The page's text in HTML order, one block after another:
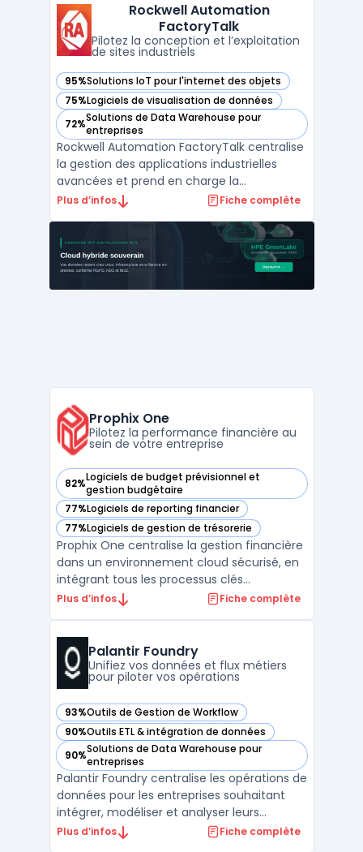
départements rencontrent souvent des
problèmes d’efficacité et de d ...
Rockwell Automation
FactoryTalk
Pilotez la conception et l’exploitation
de sites industriels
95%Solutions IoT pour l'internet des objets
— voir Rockwell Automation FactoryTalk dans cette
75%Logiciels de visualisation de données
— voir Rockwell Automation FactoryTalk dans cette
72%Solutions de Data Warehouse pour
entreprises
— voir Rockwell Automation FactoryTalk dans cette
Rockwell Automation FactoryTalk centralise
la gestion des applications industrielles
avancées et prend en charge la
digitalisation industrielle de la conception à
Ce logiciel cible les architectes
d’automatisation industrielle, les équipes
d’opérations ...
Plus d’infos Fiche complète
Prophix One
Pilotez la performance financière au
sein de votre entreprise
82%Logiciels de budget prévisionnel et
gestion budgétaire
— voir Prophix One dans cette catégorie
77%Logiciels de reporting financier
— voir Prophix One dans cette catégorie
77%Logiciels de gestion de trésorerie
— voir Prophix One dans cette catégorie
Prophix One centralise la gestion financière
dans un environnement cloud sécurisé, en
intégrant tous les processus clés
nécessaires aux équipes de direction
complexité de la consolidation financière et
de la gestion de pl ...
Plus d’infos Fiche complète
Palantir Foundry
Unifiez vos données et flux métiers
pour piloter vos opérations
93%Outils de Gestion de Workflow
— voir Palantir Foundry dans cette catégorie
90%Outils ETL & intégration de données
— voir Palantir Foundry dans cette catégorie
90%Solutions de Data Warehouse pour
entreprises
— voir Palantir Foundry dans cette catégorie
Palantir Foundry centralise les opérations de
données pour les entreprises souhaitant
intégrer, modéliser et analyser leurs
informations sans dupliquer les sources. Ce
Plus d’infos Fiche complète